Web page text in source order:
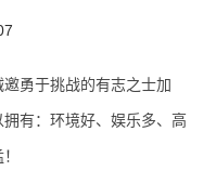
勇于挑战的有志之士加
有：环境好、娱乐多、高